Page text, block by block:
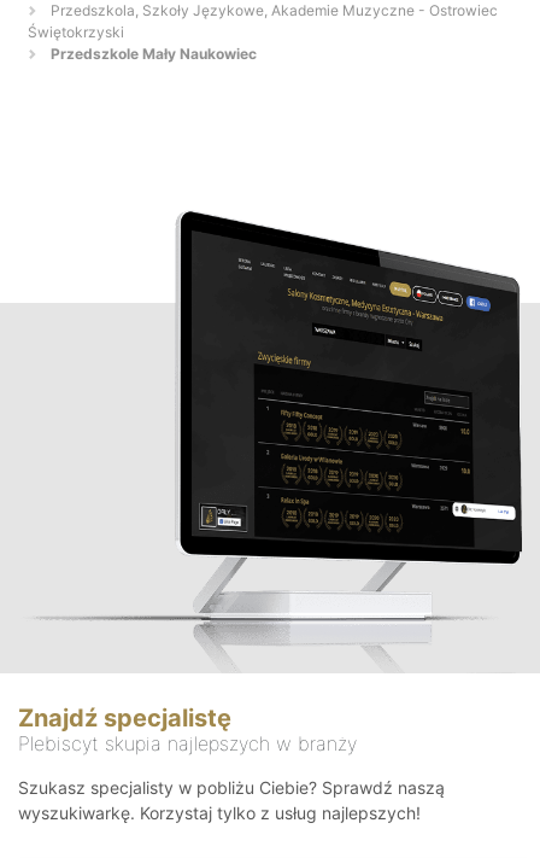
Przedszkola, Szkoły Językowe, Akademie Muzyczne - Ostrowiec
Świętokrzyski
Przedszkole Mały Naukowiec
Znajdź specjalistę
Plebiscyt skupia najlepszych w branży
Szukasz specjalisty w pobliżu Ciebie? Sprawdź naszą
wyszukiwarkę. Korzystaj tylko z usług najlepszych!